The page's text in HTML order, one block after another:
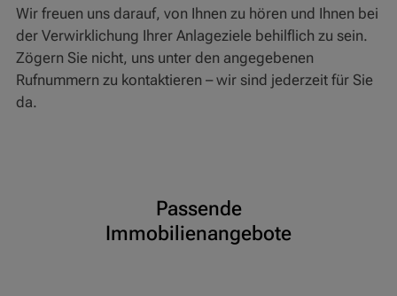
Wir freuen uns darauf, von Ihnen zu hören und Ihnen bei
der Verwirklichung Ihrer Anlageziele behilflich zu sein.
Zögern Sie nicht, uns unter den angegebenen
Rufnummern zu kontaktieren – wir sind jederzeit für Sie
da.
Passende
Immobilienangebote